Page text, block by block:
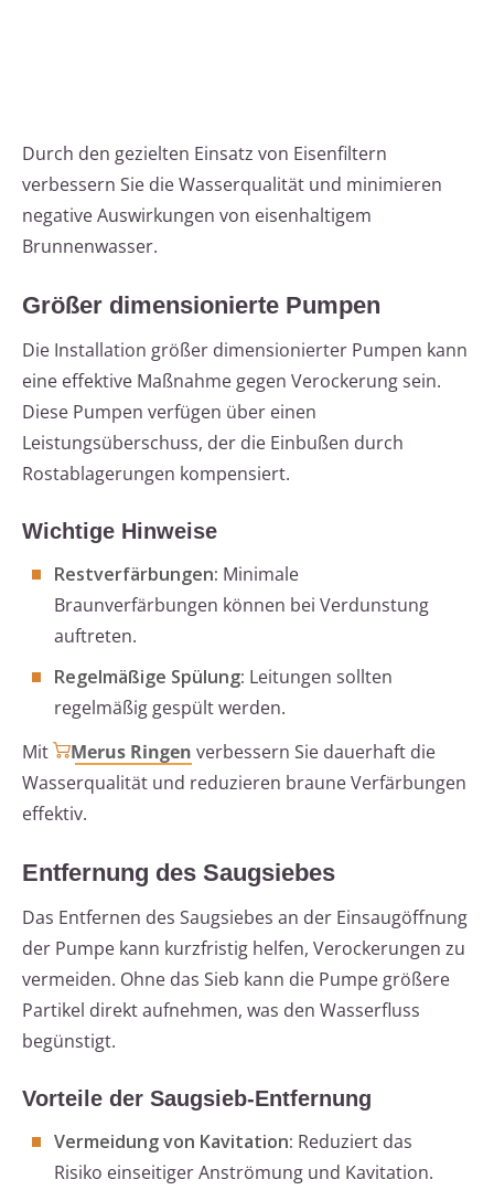
Durch den gezielten Einsatz von Eisenfiltern
verbessern Sie die Wasserqualität und minimieren
negative Auswirkungen von eisenhaltigem
Brunnenwasser.
Größer dimensionierte Pumpen
Die Installation größer dimensionierter Pumpen kann
eine effektive Maßnahme gegen Verockerung sein.
Diese Pumpen verfügen über einen
Leistungsüberschuss, der die Einbußen durch
Rostablagerungen kompensiert.
Wichtige Hinweise
Restverfärbungen: Minimale
Braunverfärbungen können bei Verdunstung
auftreten.
Regelmäßige Spülung: Leitungen sollten
regelmäßig gespült werden.
Mit
Merus Ringen verbessern Sie dauerhaft die
Wasserqualität und reduzieren braune Verfärbungen
effektiv.
Entfernung des Saugsiebes
Das Entfernen des Saugsiebes an der Einsaugöffnung
der Pumpe kann kurzfristig helfen, Verockerungen zu
vermeiden. Ohne das Sieb kann die Pumpe größere
Partikel direkt aufnehmen, was den Wasserfluss
begünstigt.
Vorteile der Saugsieb-Entfernung
Vermeidung von Kavitation: Reduziert das
Risiko einseitiger Anströmung und Kavitation.